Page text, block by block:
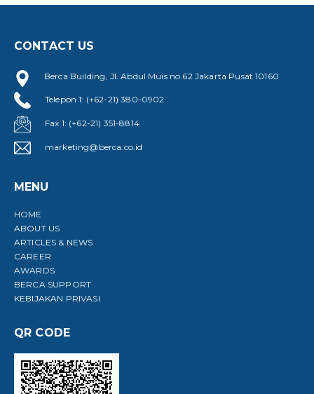
CONTACT US
Berca Building, Jl. Abdul Muis no.62 Jakarta Pusat 10160
Telepon 1: (+62-21) 380-0902
Fax 1: (+62-21) 351-8814
marketing@berca.co.id
MENU
HOME
ABOUT US
ARTICLES & NEWS
CAREER
AWARDS
BERCA SUPPORT
KEBIJAKAN PRIVASI
QR CODE